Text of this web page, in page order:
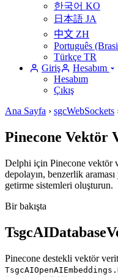
한국어 KO
日本語 JA
中文 ZH
Português
Türkçe TR
Giriş
Hesabım
Hesabım
Çıkış
Ana Sayfa › sgcWebSockets
Pinecone Vektör
Delphi için Pinecone vektör
depolayın, benzerlik
getirme sistemleri oluşturun.
Bir bakışta
Pinecone destekli vektör